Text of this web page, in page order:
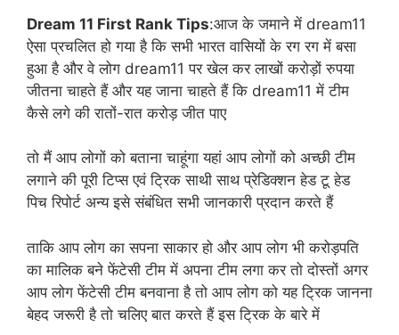
Dream 11 First Rank Tips:आज के जमाने में dream11
ऐसा प्रचलित हो गया है कि सभी भारत वासियों के रग रग में बसा
हुआ है और वे लोग dream11 पर खेल कर लाखों करोड़ों रुपया
जीतना चाहते हैं और यह जाना चाहते हैं कि dream11 में टीम
कैसे लगे की रातों-रात करोड़ जीत पाए
तो मैं आप लोगों को बताना चाहूंगा यहां आप लोगों को अच्छी टीम
लगाने की पूरी टिप्स एवं ट्रिक साथी साथ प्रेडिक्शन हेड टू हेड
पिच रिपोर्ट अन्य इसे संबंधित सभी जानकारी प्रदान करते हैं
ताकि आप लोग का सपना साकार हो और आप लोग भी करोड़पति
का मालिक बने फेंटेसी टीम में अपना टीम लगा कर तो दोस्तों अगर
आप लोग फेंटेसी टीम बनवाना है तो आप लोग को यह ट्रिक जानना
बेहद जरूरी है तो चलिए बात करते हैं इस ट्रिक के बारे में